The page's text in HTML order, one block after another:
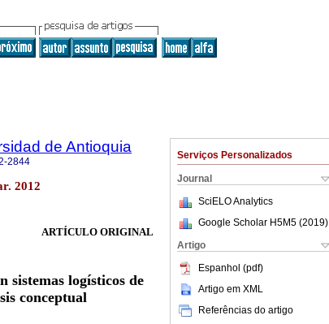
Serviços Personalizados
Journal
SciELO Analytics
Google Scholar H5M5 (2019)
Artigo
Espanhol (pdf)
Artigo em XML
Referências do artigo
de Antioquia
2844
2012
ARTÍCULO ORIGINAL
sistemas logísticos de
conceptual